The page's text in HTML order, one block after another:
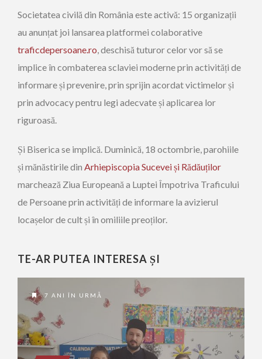
Societatea civilă din România este activă: 15 organizații
au anunțat joi lansarea platformei colaborative
traficdepersoane.ro, deschisă tuturor celor vor să se
implice în combaterea sclaviei moderne prin activități de
informare și prevenire, prin sprijin acordat victimelor și
prin advocacy pentru legi adecvate și aplicarea lor
riguroasă.
Și Biserica se implică. Duminică, 18 octombrie, parohiile
și mănăstirile din Arhiepiscopia Sucevei și Rădăuților
marchează Ziua Europeană a Luptei Împotriva Traficului
de Persoane prin activități de informare la avizierul
locașelor de cult și în omiliile preoților.
TE-AR PUTEA INTERESA ȘI
7 ANI ÎN URMĂ